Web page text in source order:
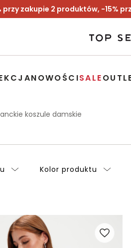
przy zakupie 2 produktów, -15%
NOWOŚCISALE
koszule damskie
Kolor produktu